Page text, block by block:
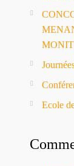
Ecole